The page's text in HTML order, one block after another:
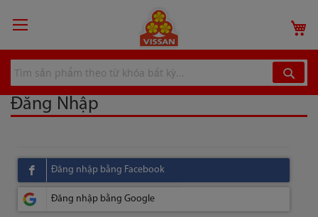
đến
dung
Đăng Nhập